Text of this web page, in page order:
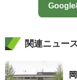
Google
関連ニュー